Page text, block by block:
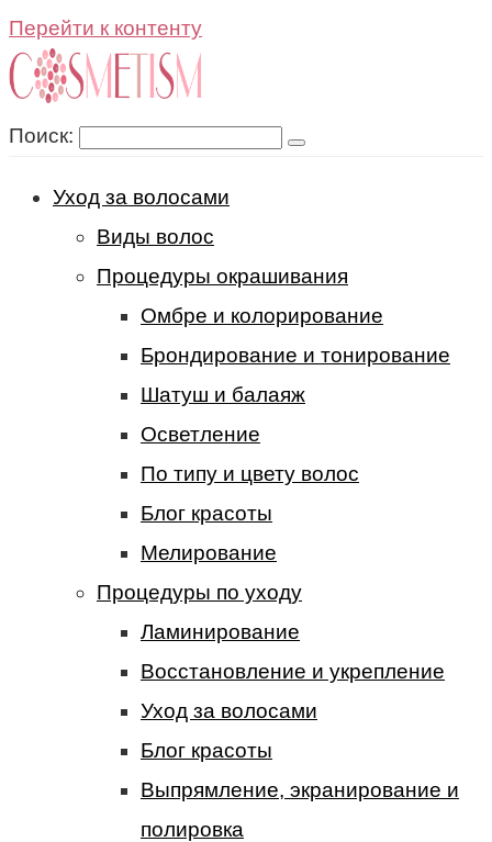
Перейти к контенту
Поиск:
Уход за волосами
Виды волос
Процедуры окрашивания
Омбре и колорирование
Брондирование и тонирование
Шатуш и балаяж
Осветление
По типу и цвету волос
Блог красоты
Мелирование
Процедуры по уходу
Ламинирование
Восстановление и укрепление
Уход за волосами
Блог красоты
Выпрямление, экранирование и
полировка